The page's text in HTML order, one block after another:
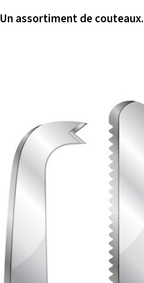
Un assortiment de couteaux.